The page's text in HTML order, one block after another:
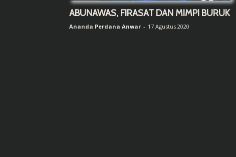
ABUNAWAS, FIRASAT DAN MIMPI BURUK
Ananda Perdana Anwar - 17 Agustus 2020